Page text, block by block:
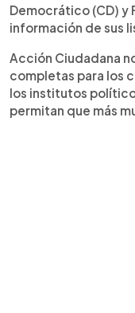
Democrático (CD) y
información de sus
Acción Ciudadana
completas para los
los institutos
permitan que más